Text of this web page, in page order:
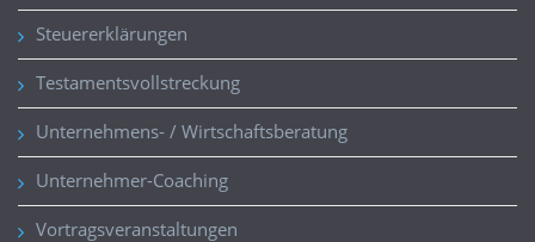
Steuererklärungen
Testamentsvollstreckung
Unternehmens- / Wirtschaftsberatung
Unternehmer-Coaching
Vortragsveranstaltungen